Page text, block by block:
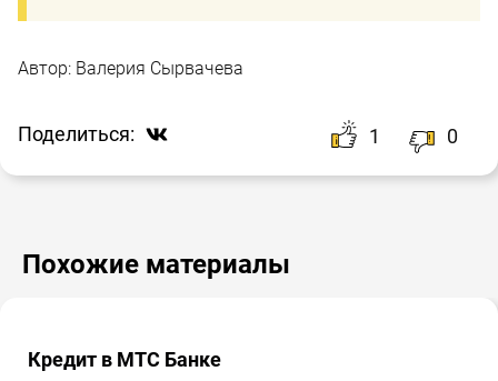
Автор: Валерия Сырвачева
Поделиться: 1 0
Похожие материалы
Кредит в МТС Банке